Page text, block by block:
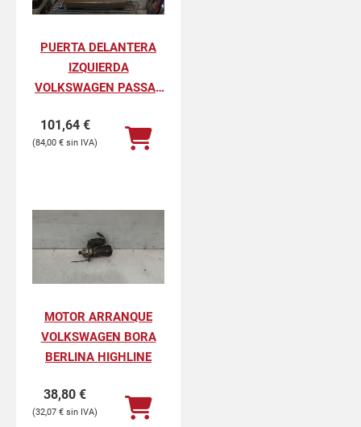
PUERTA DELANTERA
IZQUIERDA
VOLKSWAGEN PASSAT
101,64 €
84,00 €
MOTOR ARRANQUE
VOLKSWAGEN BORA
BERLINA HIGHLINE
38,80 €
32,07 €